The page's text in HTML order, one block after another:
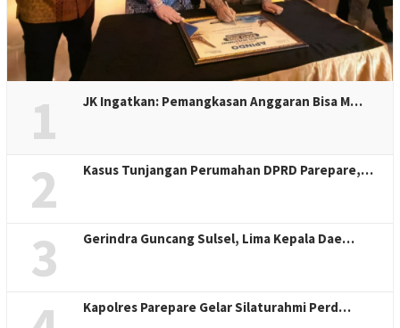
1 JK Ingatkan: Pemangkasan Anggaran Bisa M…
2 Kasus Tunjangan Perumahan DPRD Parepare,…
3 Gerindra Guncang Sulsel, Lima Kepala Dae…
Kapolres Parepare Gelar Silaturahmi Perd…